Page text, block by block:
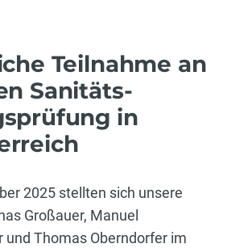
Teilnahme an
Sanitäts-
in
2025 stellten sich unsere
Großauer, Manuel
und Thomas Oberndorfer im